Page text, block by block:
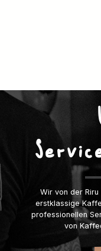
Wir von der
erstklassige
professionellen
von